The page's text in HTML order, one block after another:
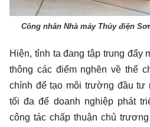
Công nhân Nhà máy Thủy điện
Hiện, tỉnh ta đang tập trung đẩy
thông các điểm nghẽn về thể
chính để tạo môi trường đầu tư
tối đa để doanh nghiệp phát
công tác chấp thuận chủ